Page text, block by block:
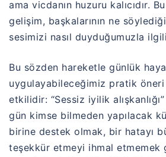
ama vicdanın huzuru kalıcıdır.
gelişim, başkalarının ne
sesimizi nasıl duyduğumuzla
Bu sözden hareketle günlük
uygulayabileceğimiz pratik
etkilidir: “Sessiz iyilik
gün kimse bilmeden yapılacak
birine destek olmak, bir hatayı
teşekkür etmeyi ihmal etmemek